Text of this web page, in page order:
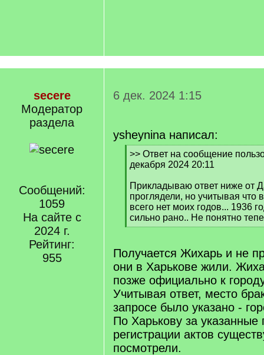
secere
Модератор
раздела
Сообщений:
1059
На сайте с
2024 г.
Рейтинг:
955
6 дек. 2024 1:15
ysheynina написал:
[
q
>> Ответ на сообщение
декабря 2024 20:11
Прикладываю ответ ниже от
проглядели, но учитывая что
всего нет моих годов... 1936
сильно рано.. Не понятно
[
q
]
Получается Жихарь и не
они в Харькове жили.
позже официально к
Учитывая ответ, место
запросе было указано -
По Харькову за указанные
регистрации актов
посмотрели.